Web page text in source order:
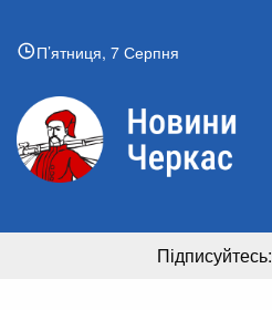
П’ятниця, 7 Серпня
Підписуйтесь: